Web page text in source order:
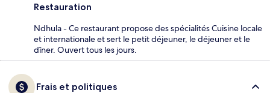
Restauration
Ndhula - Ce restaurant propose des spécialités Cuisine locale
et internationale et sert le petit déjeuner, le déjeuner et le
dîner. Ouvert tous les jours.
Frais et politiques